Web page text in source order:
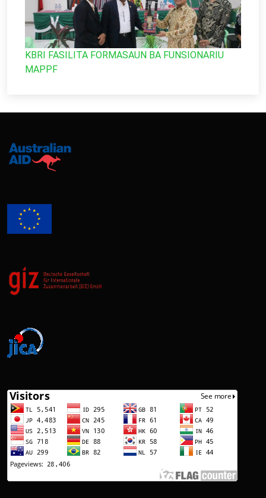
KBRI FASILITA FORMASAUN BA FUNSIONARIU
MAPPF